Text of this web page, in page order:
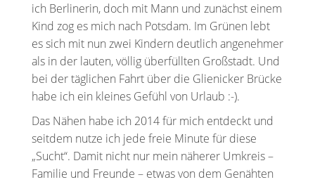
ich Berlinerin, doch mit Mann und zunächst einem
Kind zog es mich nach Potsdam. Im Grünen lebt
es sich mit nun zwei Kindern deutlich angenehmer
als in der lauten, völlig überfüllten Großstadt. Und
bei der täglichen Fahrt über die Glienicker Brücke
habe ich ein kleines Gefühl von Urlaub :-).
Das Nähen habe ich 2014 für mich entdeckt und
seitdem nutze ich jede freie Minute für diese
„Sucht“. Damit nicht nur mein näherer Umkreis –
Familie und Freunde – etwas von dem Genähten